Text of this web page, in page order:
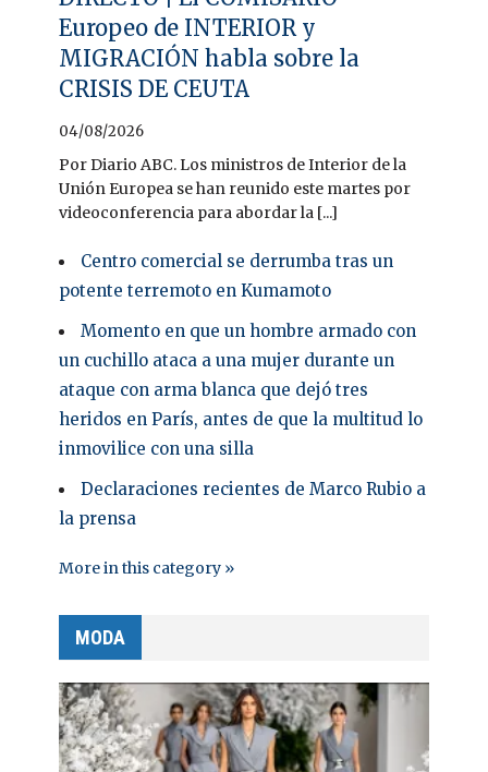
Europeo de INTERIOR y
MIGRACIÓN habla sobre la
CRISIS DE CEUTA
04/08/2026
Por Diario ABC. Los ministros de Interior de la
Unión Europea se han reunido este martes por
videoconferencia para abordar la [...]
Centro comercial se derrumba tras un
potente terremoto en Kumamoto
Momento en que un hombre armado con
un cuchillo ataca a una mujer durante un
ataque con arma blanca que dejó tres
heridos en París, antes de que la multitud lo
inmovilice con una silla
Declaraciones recientes de Marco Rubio a
la prensa
More in this category »
MODA